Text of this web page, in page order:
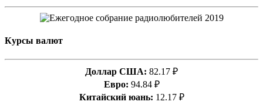
Курсы валют
Доллар США: 82.17 ₽
Евро: 94.84 ₽
Китайский юань: 12.17 ₽